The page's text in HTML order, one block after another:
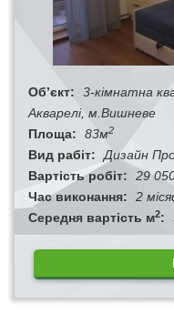
Об’єкт:
3-кімнатна
Акварелі, м.Вишневе
Площа:
83м2
Вид рабіт:
Дизайн
Вартість робіт:
29
Час виконання:
2
Середня вартість м2: